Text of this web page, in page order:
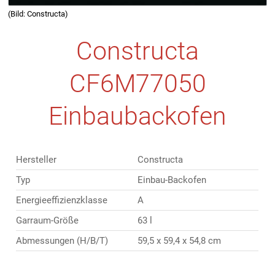
(Bild: Constructa)
Constructa
CF6M77050
Einbaubackofen
Hersteller
Constructa
Typ
Einbau-Backofen
Energieeffizienzklasse
A
Garraum-Größe
63 l
Abmessungen (H/B/T)
59,5 x 59,4 x 54,8 cm